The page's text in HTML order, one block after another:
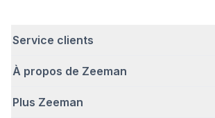
Service clients
Questions fréquentes
Livraison
À propos de Zeeman
Qui sommes-nous ?
Plus Zeeman